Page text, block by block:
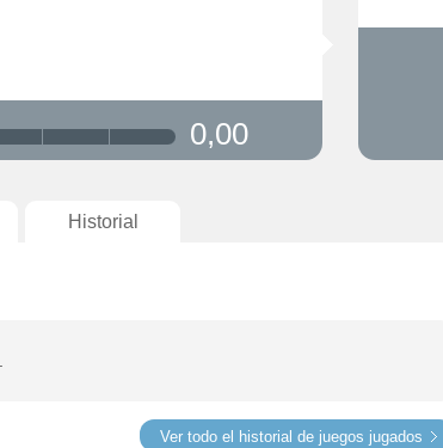
0,00
Historial
Ver todo el historial de juegos jugados